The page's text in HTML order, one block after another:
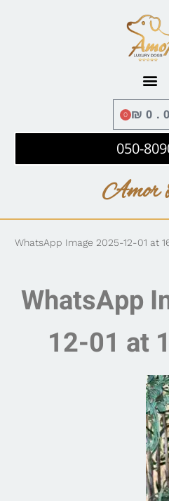
₪
0
050-
Amor
WhatsApp Image 2025-12-01 at
WhatsApp
12-01 at